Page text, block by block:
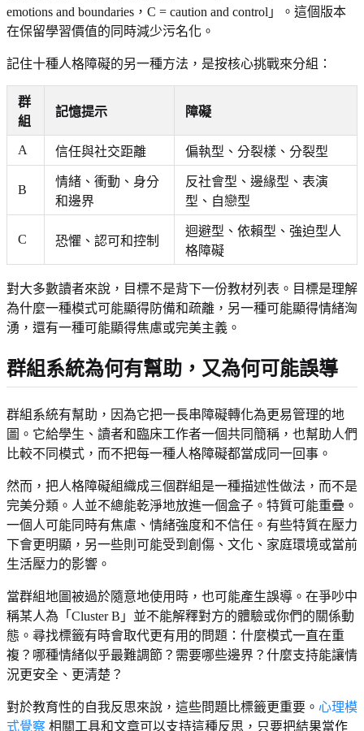
emotions and boundaries，C = caution and control」。這個版本
在保留學習價值的同時減少污名化。
記住十種人格障礙的另一種方法，是按核心挑戰來分組：
群
組
記憶提示 障礙
A 信任與社交距離 偏執型、分裂樣、分裂型
B
情緒、衝動、身分
和邊界
反社會型、邊緣型、表演
型、自戀型
C 恐懼、認可和控制
迴避型、依賴型、強迫型人
格障礙
對大多數讀者來說，目標不是背下一份教材列表。目標是理解
為什麼一種模式可能顯得防備和疏離，另一種可能顯得情緒洶
湧，還有一種可能顯得焦慮或完美主義。
群組系統為何有幫助，又為何可能誤導
群組系統有幫助，因為它把一長串障礙轉化為更易管理的地
圖。它給學生、讀者和臨床工作者一個共同簡稱，也幫助人們
比較不同模式，而不把每一種人格障礙都當成同一回事。
然而，把人格障礙組織成三個群組是一種描述性做法，而不是
完美分類。人並不總能乾淨地放進一個盒子。特質可能重疊。
一個人可能同時有焦慮、情緒強度和不信任。有些特質在壓力
下會更明顯，另一些則可能受到創傷、文化、家庭環境或當前
生活壓力的影響。
當群組地圖被過於隨意地使用時，也可能產生誤導。在爭吵中
稱某人為「Cluster B」並不能解釋對方的體驗或你們的關係動
態。尋找標籤有時會取代更有用的問題：什麼模式一直在重
複？哪種情緒似乎最難調節？需要哪些邊界？什麼支持能讓情
況更安全、更清楚？
對於教育性的自我反思來說，這些問題比標籤更重要。 心理模
式覺察 相關工具和文章可以支持這種反思，只要把結果當作